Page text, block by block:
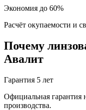
Экономия до 60%
Расчёт окупаемости и
Почему
Авалит
Гарантия 5 лет
Официальная гарантия
производства.